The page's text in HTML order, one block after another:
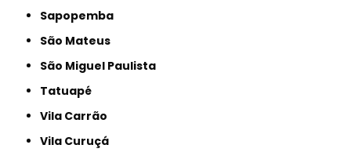
Sapopemba
São Mateus
São Miguel Paulista
Tatuapé
Vila Carrão
Vila Curuçá